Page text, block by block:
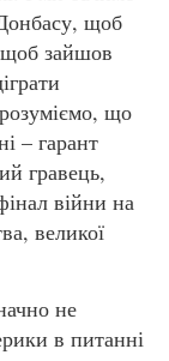
щоб
щоб зайшов
що
– гарант
гравець,
війни на
великої
не
в питанні